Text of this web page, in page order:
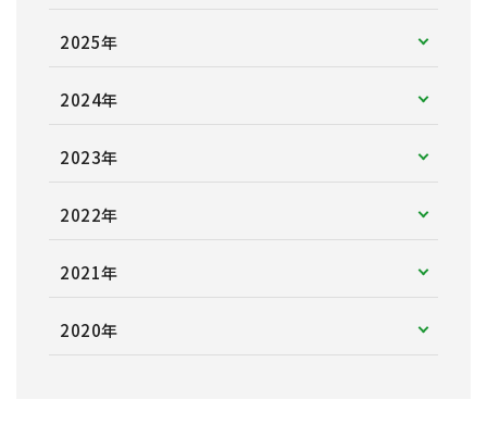
2025年
2024年
2023年
2022年
2021年
2020年